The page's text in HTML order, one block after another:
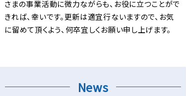
さまの事業活動に微力ながらも、お役に立つことがで
きれば、幸いです。更新は適宜行ないますので、お気
に留めて頂くよう、何卒宜しくお願い申し上げます。
News